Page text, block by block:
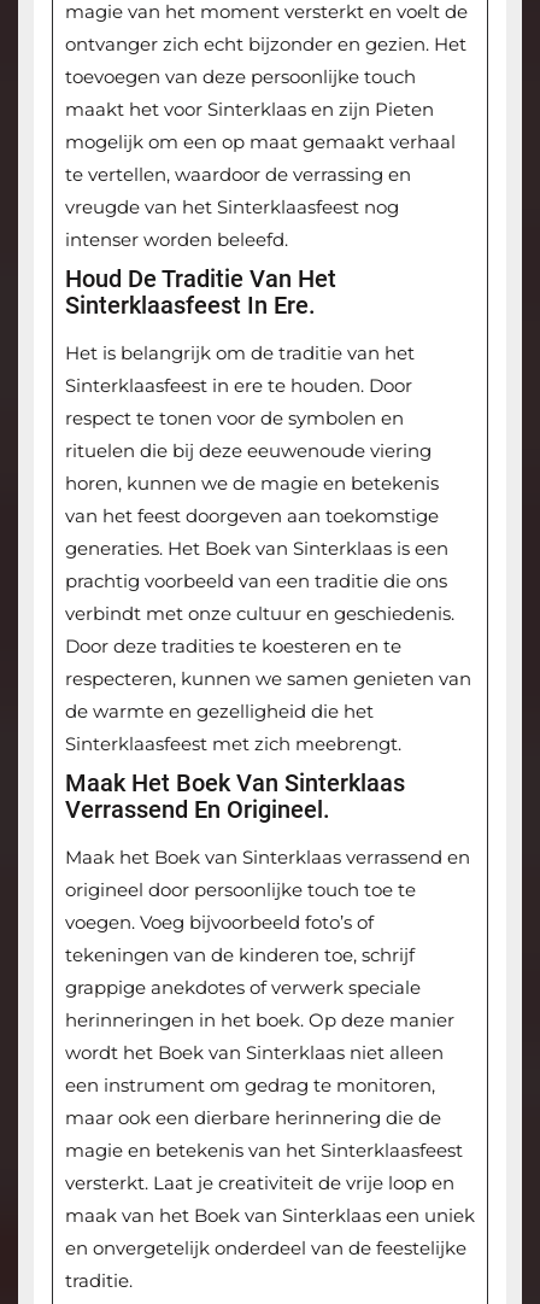
magie van het moment versterkt en voelt de
ontvanger zich echt bijzonder en gezien. Het
toevoegen van deze persoonlijke touch
maakt het voor Sinterklaas en zijn Pieten
mogelijk om een op maat gemaakt verhaal
te vertellen, waardoor de verrassing en
vreugde van het Sinterklaasfeest nog
intenser worden beleefd.
Houd De Traditie Van Het
Sinterklaasfeest In Ere.
Het is belangrijk om de traditie van het
Sinterklaasfeest in ere te houden. Door
respect te tonen voor de symbolen en
rituelen die bij deze eeuwenoude viering
horen, kunnen we de magie en betekenis
van het feest doorgeven aan toekomstige
generaties. Het Boek van Sinterklaas is een
prachtig voorbeeld van een traditie die ons
verbindt met onze cultuur en geschiedenis.
Door deze tradities te koesteren en te
respecteren, kunnen we samen genieten van
de warmte en gezelligheid die het
Sinterklaasfeest met zich meebrengt.
Maak Het Boek Van Sinterklaas
Verrassend En Origineel.
Maak het Boek van Sinterklaas verrassend en
origineel door persoonlijke touch toe te
voegen. Voeg bijvoorbeeld foto’s of
tekeningen van de kinderen toe, schrijf
grappige anekdotes of verwerk speciale
herinneringen in het boek. Op deze manier
wordt het Boek van Sinterklaas niet alleen
een instrument om gedrag te monitoren,
maar ook een dierbare herinnering die de
magie en betekenis van het Sinterklaasfeest
versterkt. Laat je creativiteit de vrije loop en
maak van het Boek van Sinterklaas een uniek
en onvergetelijk onderdeel van de feestelijke
traditie.